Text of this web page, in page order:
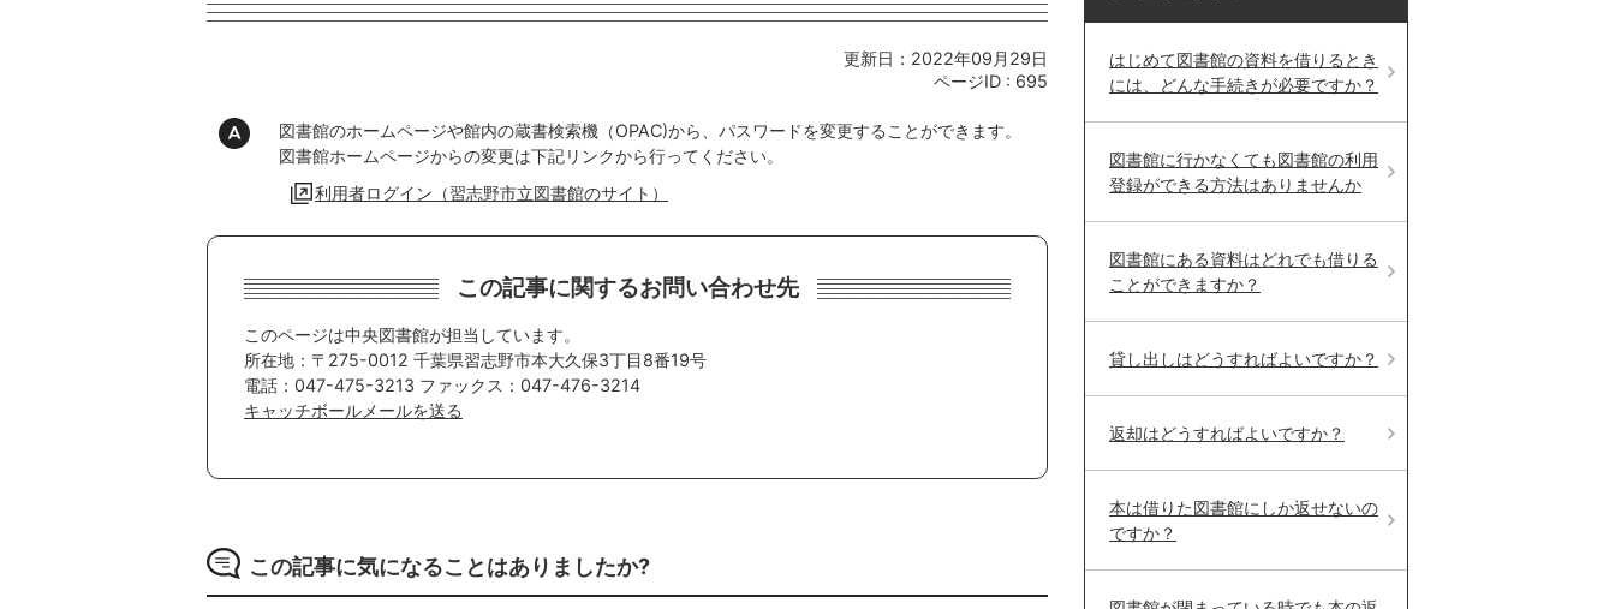
更新日：2022年09月29日
ページID : 695
図書館のホームページや館内の蔵書検索機（OPAC)から、パスワードを変更することができます。
図書館ホームページからの変更は下記リンクから行ってください。
利用者ログイン（習志野市立図書館のサイト）
この記事に関するお問い合わせ先
このページは中央図書館が担当しています。
所在地：〒275-0012 千葉県習志野市本大久保3丁目8番19号
電話：047-475-3213 ファックス：047-476-3214
キャッチボールメールを送る
この記事に気になることはありましたか?
はじめて図書館の資料を借りるとき
には、どんな手続きが必要ですか？
図書館に行かなくても図書館の利用
登録ができる方法はありませんか
図書館にある資料はどれでも借りる
ことができますか？
貸し出しはどうすればよいですか？
返却はどうすればよいですか？
本は借りた図書館にしか返せないの
ですか？